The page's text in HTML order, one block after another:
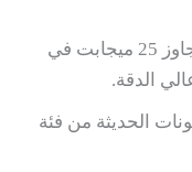
: يفضل أن تتجاوز 25 ميجابت في
الدقة.
الحديثة من فئة